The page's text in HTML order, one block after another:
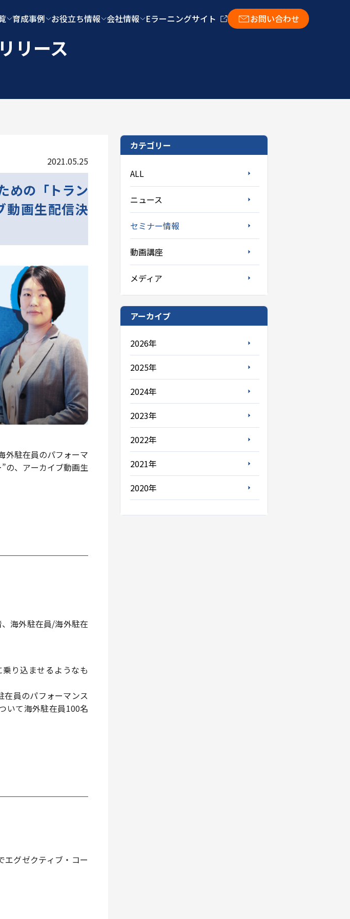
育成事例 お役立ち情報 会社情報 Eラーニングサイト お問い合わせ
リース
2021.05.25
めの「トラン
動画生配信決
外駐在員のパフォーマ
の、アーカイブ動画生
海外駐在員/海外駐在
り込ませるようなも
在員のパフォーマンス
いて海外駐在員100名
エグゼクティブ・コー
カテゴリー
ALL
ニュース
セミナー情報
動画講座
メディア
アーカイブ
2026年
2025年
2024年
2023年
2022年
2021年
2020年